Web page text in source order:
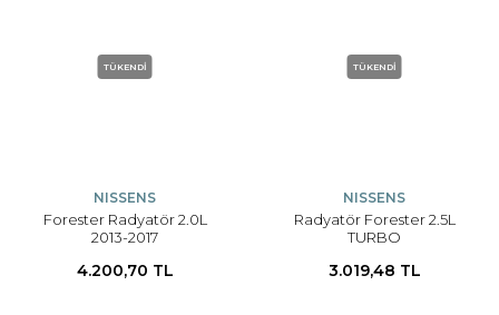
TÜKENDİ
NISSENS
Forester Radyatör 2.0L
2013-2017
4.200,70 TL
TÜKENDİ
NISSENS
Radyatör Forester 2.5L
TURBO
3.019,48 TL